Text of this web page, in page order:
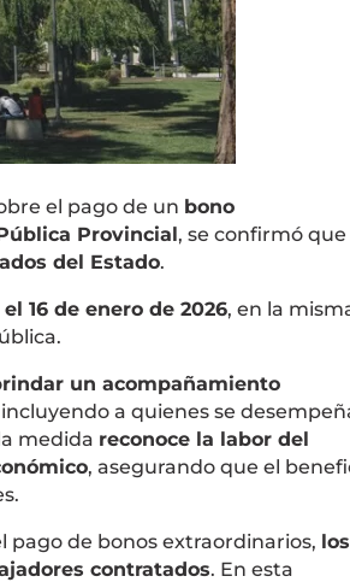
el pago de un bono
Provincial, se confirmó que
del Estado.
16 de enero de 2026, en la
un acompañamiento
a quienes se
medida reconoce la labor del
, asegurando que el
pago de bonos extraordinarios, los
contratados. En esta